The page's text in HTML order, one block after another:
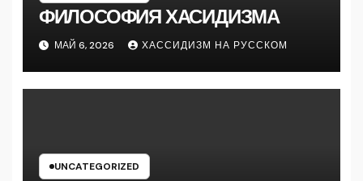
ФИЛОСОФИЯ ХАСИДИЗМА
МАЙ 6, 2026 ХАССИДИЗМ НА РУССКОМ
UNCATEGORIZED